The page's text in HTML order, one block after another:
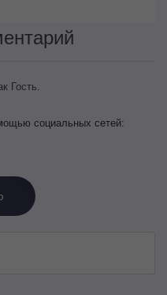
Гость.
социальных сетей: